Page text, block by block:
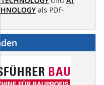
als PDF-